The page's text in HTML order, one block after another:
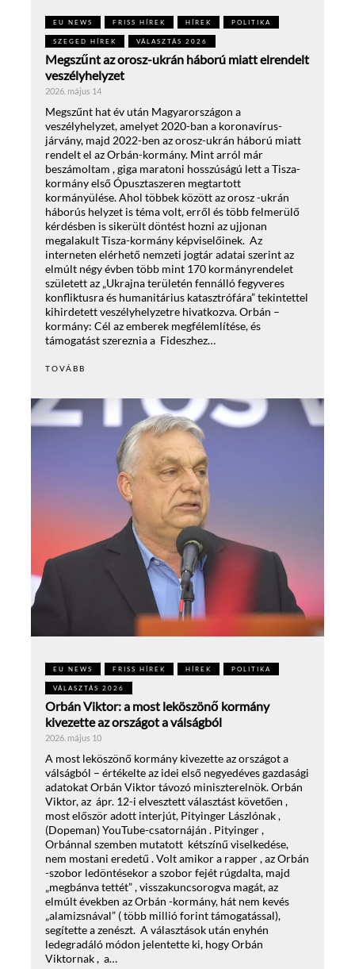
EU NEWS FRISS HÍREK HÍREK POLITIKA
SZEGED HÍREK VÁLASZTÁS 2026
Megszűnt az orosz-ukrán háború miatt elrendelt
veszélyhelyzet
2026. május 14
Megszűnt hat év után Magyarországon a
veszélyhelyzet, amelyet 2020-ban a koronavírus-
járvány, majd 2022-ben az orosz-ukrán háború miatt
rendelt el az Orbán-kormány. Mint arról már
beszámoltam , giga maratoni hosszúságú lett a Tisza-
kormány első Ópusztaszeren megtartott
kormányülése. Ahol többek között az orosz -ukrán
háborús helyzet is téma volt, erről és több felmerülő
kérdésben is sikerült döntést hozni az ujjonan
megalakult Tisza-kormány képviselőinek. Az
interneten elérhető nemzeti jogtár adatai szerint az
elmúlt négy évben több mint 170 kormányrendelet
született az „Ukrajna területén fennálló fegyveres
konfliktusra és humanitárius katasztrófára” tekintettel
kihirdetett veszélyhelyzetre hivatkozva. Orbán –
kormány: Cél az emberek megfélemlítése, és
támogatást szereznia a Fideszhez…
TOVÁBB
EU NEWS FRISS HÍREK HÍREK POLITIKA
VÁLASZTÁS 2026
Orbán Viktor: a most leköszönő kormány
kivezette az országot a válságból
2026. május 10
A most leköszönő kormány kivezette az országot a
válságból – értékelte az idei első negyedéves gazdasági
adatokat Orbán Viktor távozó miniszterelnök. Orbán
Viktor, az ápr. 12-i elvesztett választást követően ,
most először adott interjút, Pityinger Lászlónak ,
(Dopeman) YouTube-csatornáján . Pityinger ,
Orbánnal szemben mutatott kétszínű viselkedése,
nem mostani eredetű . Volt amikor a rapper , az Orbán
-szobor ledöntésekor a szobor fejét rúgdalta, majd
„megbánva tettét” , visszakuncsorogva magát, az
elmúlt években az Orbán -kormány, hát nem kevés
„alamizsnával” ( több millió forint támogatással),
segítette a zenészt. A választások után enyhén
ledegradáló módon jelentette ki, hogy Orbán
Viktornak , a…